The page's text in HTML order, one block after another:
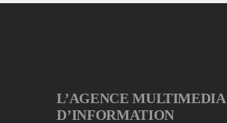
L’AGENCE MULTIMEDIA
D’INFORMATION